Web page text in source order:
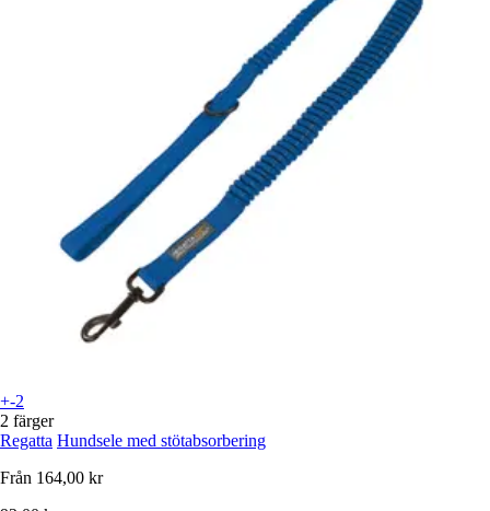
+-2
2 färger
Regatta Hundsele med stötabsorbering
Från 164,00 kr